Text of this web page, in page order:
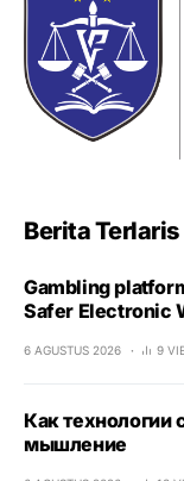
Berita Terlaris
Gambling
Safer Electronic
6 AGUSTUS 2026 9
Как технологии
мышление